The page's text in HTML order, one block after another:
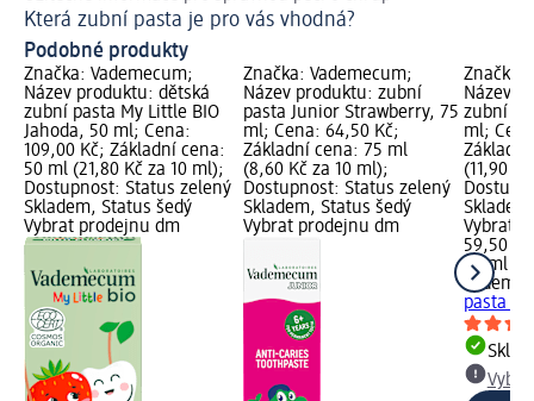
Která zubní pasta je pro vás vhodná?
Podobné produkty
Značka: Vademecum;
Název produktu: dětská
zubní pasta My Little BIO
Jahoda, 50 ml; Cena:
109,00 Kč; Základní cena:
50 ml (21,80 Kč za 10 ml);
Dostupnost: Status zelený
Skladem, Status šedý
Vybrat prodejnu dm
Značka: Vademecum;
Název produktu: zubní
pasta Junior Strawberry, 75
ml; Cena: 64,50 Kč;
Základní cena: 75 ml
(8,60 Kč za 10 ml);
Dostupnost: Status zelený
Skladem, Status šedý
Vybrat prodejnu dm
Značka:
Název
zubní
ml;
(11,90
Vybrat
59,50 Kč
50 ml
pasta